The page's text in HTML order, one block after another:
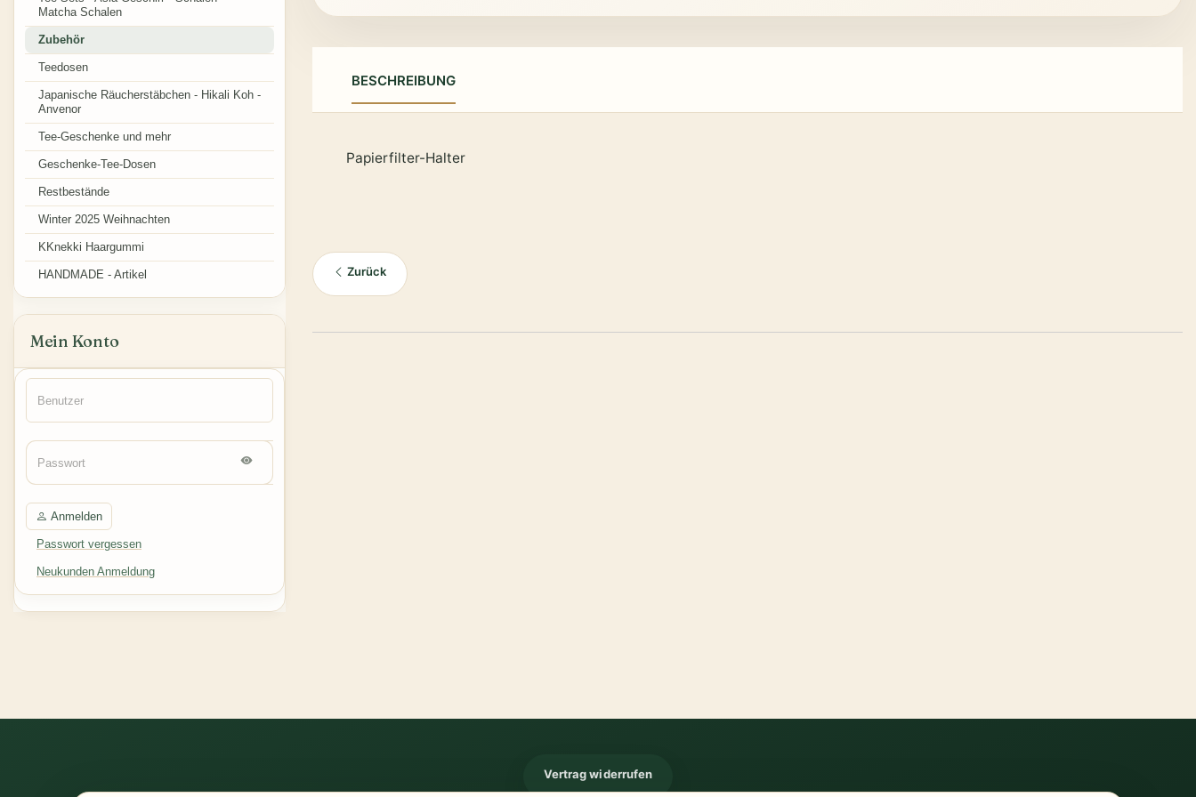
BESCHREIBUNG
Papierfilter-Halter
Zurück
Matcha Schalen
Zubehör
Teedosen
Japanische Räucherstäbchen - Hikali Koh -
Anvenor
Tee-Geschenke und mehr
Geschenke-Tee-Dosen
Restbestände
Winter 2025 Weihnachten
KKnekki Haargummi
HANDMADE - Artikel
Mein Konto
Anmelden
Passwort vergessen
Neukunden Anmeldung
Vertrag widerrufen